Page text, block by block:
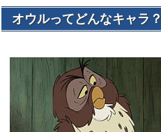
オウルってどんなキャラ？